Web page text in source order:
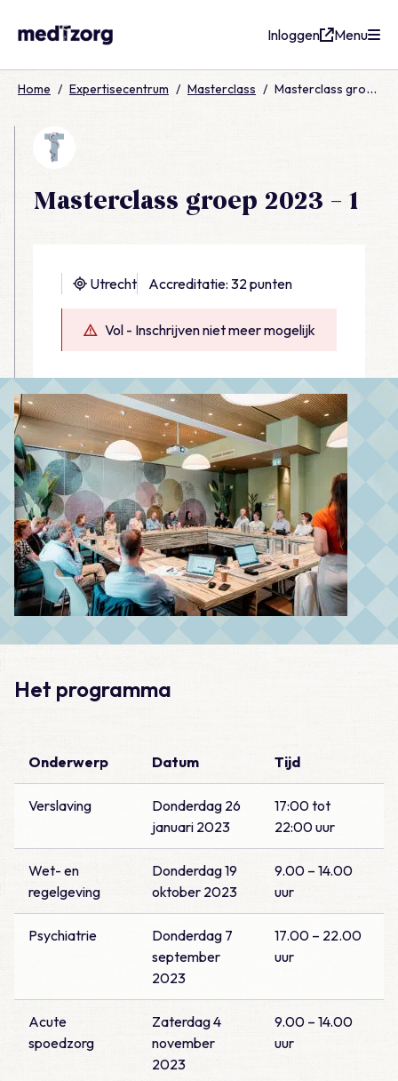
Inloggen Menu
Home / Expertisecentrum / Masterclass / Masterclass groep 2023 – 1
Masterclass groep 2023 – 1
Utrecht Accreditatie: 32 punten
Vol - Inschrijven niet meer mogelijk
Het programma
Onderwerp Datum Tijd
Verslaving
Donderdag 26
januari 2023
17:00 tot
22:00 uur
Wet- en
regelgeving
Donderdag 19
oktober 2023
9.00 – 14.00
uur
Psychiatrie
Donderdag 7
september
2023
17.00 – 22.00
uur
Acute
spoedzorg
Zaterdag 4
november
2023
9.00 – 14.00
uur